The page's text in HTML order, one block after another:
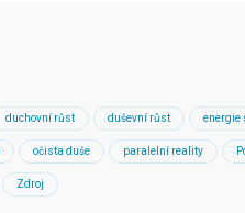
duchovní růst duševní růst energie
očista duše paralelní reality
Zdroj